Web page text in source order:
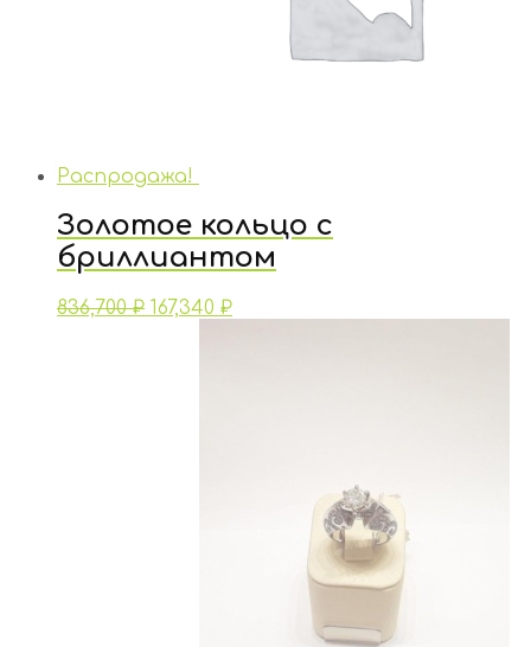
Распродажа!
Золотое кольцо с
бриллиантом
836,700₽ 167,340 ₽